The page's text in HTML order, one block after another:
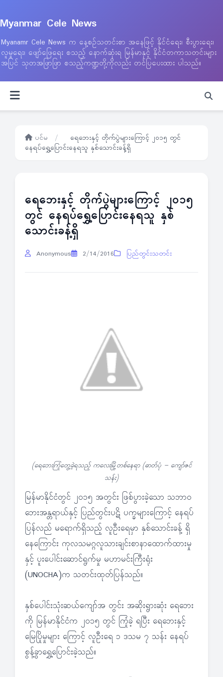
Myanmar Cele News
Myanamr Cele News က နေ့စဉ်သတင်းစာ အနေဖြင့် နိုင်ငံရေး၊ စီးပွားရေး၊
လူမှုရေး၊ ဖျော်ဖြေရေး စသည့် နောက်ဆုံးရ မြန်မာနှင့် နိုင်ငံတကာသတင်းများ
အပြင် သုတအဖြာဖြာ စသည့်ကဏ္ဍတို့ကိုလည်း တင်ပြပေးထား ပါသည်။
ပင်မ /
ရေဘေးနှင့် တိုက်ပွဲများကြောင့် ၂၀၁၅ တွင်
နေရပ်ရွှေ့ပြောင်းနေရသူ နှစ်သောင်းခန့်ရှိ
ရေဘေးနှင့် တိုက်ပွဲများကြောင့် ၂၀၁၅
တွင် နေရပ်ရွှေ့ပြောင်းနေရသူ နှစ်
သောင်းခန့်ရှိ
Anonymous 2/14/2016 ပြည်တွင်းသတင်း
(ရေဘေးကြုံတွေ့ခဲ့ရသည့် ကလေးမြို့တစ်နေရာ (ဓာတ်ပုံ − ကျော်ဇင်
သန်း)
မြန်မာနိုင်ငံတွင် ၂၀၁၅ အတွင်း ဖြစ်ပွားခဲ့သော သဘာဝ
ဘေးအန္တရာယ်နှင့် ပြည်တွင်းပဋိ ပက္ခများကြောင့် နေရပ်
ပြန်လည် မရောက်ရှိသည့် လူဦးရေမှာ နှစ်သောင်းခန့် ရှိ
နေကြောင်း ကုလသမဂ္ဂလူသားချင်းစာနာထောက်ထားမှု
နှင့် ပူးပေါင်းဆောင်ရွက်မှု မဟာမင်းကြီးရုံး
(UNOCHA)က သတင်းထုတ်ပြန်သည်။
နှစ်ပေါင်းသုံးဆယ်ကျော်အ တွင်း အဆိုးရွားဆုံး ရေဘေး
ကို မြန်မာနိုင်ငံက ၂၀၁၅ တွင် ကြုံခဲ့ ရပြီး ရေဘေးနှင့်
မြေပြိုမှုများ ကြောင့် လူဦးရေ ၁ ဒသမ ၇ သန်း နေရပ်
စွန့်ခွာရွှေ့ပြောင်းခဲ့သည်။